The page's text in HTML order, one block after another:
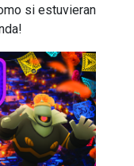
si estuvieran